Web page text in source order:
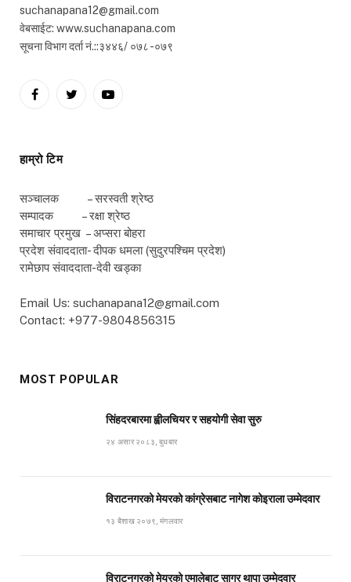
suchanapana12@gmail.com
वेबसाईट: www.suchanapana.com
सूचना विभाग दर्ता नं.::३४४६/ ०७८ -०७९
FacebookTwitterYouTube
हाम्रो टिम
सञ्चालक – सरस्वती श्रेष्ठ
सम्पादक – रक्षा श्रेष्ठ
समाचार प्रमुख – अप्सरा बोहरा
प्रदेश संवाददाता- दीपक धमला (सुदुरपश्चिम प्रदेश)
रामेछाप संवाददाता-देवी खड्का
Email Us: suchanapana12@gmail.com
Contact: +977-9804856315
MOST POPULAR
सिंहदरबारमा ह्वीलचियर र सहयोगी सेवा सुरु
२४ असार २०८३, बुधबार
विराटनगरको मेयरको कांग्रेसबाट नागेश कोइराला उम्मेदवार
१३ बैशाख २०७९, मंगलवार
विराटनगरको मेयरको एमालेबाट सागर थापा उम्मेदवार